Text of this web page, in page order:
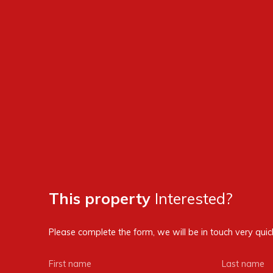
This property Interested?
Please complete the form, we will be in touch very
First name Last name